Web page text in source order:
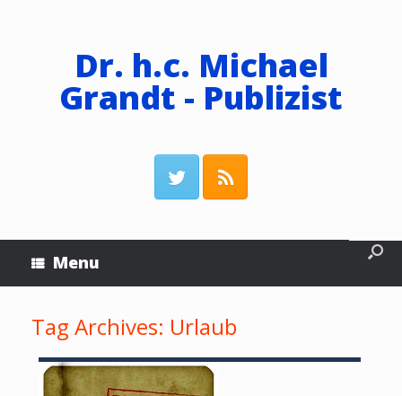
Dr. h.c. Michael
Grandt - Publizist
Menu
Tag Archives: Urlaub